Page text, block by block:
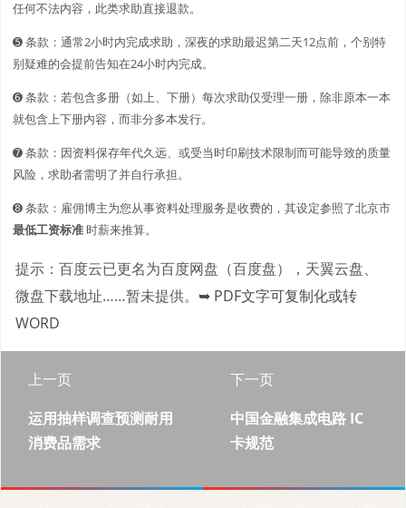
任何不法内容，此类求助直接退款。
➎ 条款：通常2小时内完成求助，深夜的求助最迟第二天12点前，个别特
别疑难的会提前告知在24小时内完成。
➏ 条款：若包含多册（如上、下册）每次求助仅受理一册，除非原本一本
就包含上下册内容，而非分多本发行。
➐ 条款：因资料保存年代久远、或受当时印刷技术限制而可能导致的质量
风险，求助者需明了并自行承担。
➑ 条款：雇佣博主为您从事资料处理服务是收费的，其设定参照了北京市
最低工资标准时薪来推算。
提示：百度云已更名为百度网盘（百度盘），天翼云盘、
微盘下载地址……暂未提供。 ➥ PDF文字可复制化或转
WORD
上一页
运用抽样调查预测耐用
消费品需求
下一页
中国金融集成电路 IC
卡规范